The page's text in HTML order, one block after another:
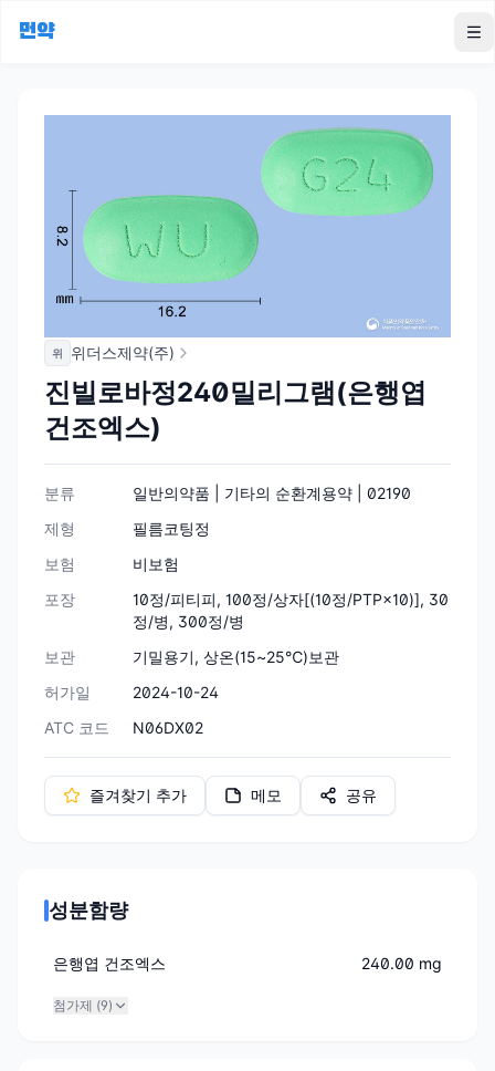
먼약
위 위더스제약(주)
진빌로바정240밀리그램(은행엽
건조엑스)
분류
일반의약품 | 기타의 순환계용약 | 02190
제형
필름코팅정
보험
비보험
포장
10정/피티피, 100정/상자[(10정/PTP×10)], 30
정/병, 300정/병
보관
기밀용기, 상온(15~25℃)보관
허가일
2024-10-24
ATC 코드
N06DX02
즐겨찾기 추가 메모 공유
성분함량
은행엽 건조엑스 240.00 mg
첨가제 (9)